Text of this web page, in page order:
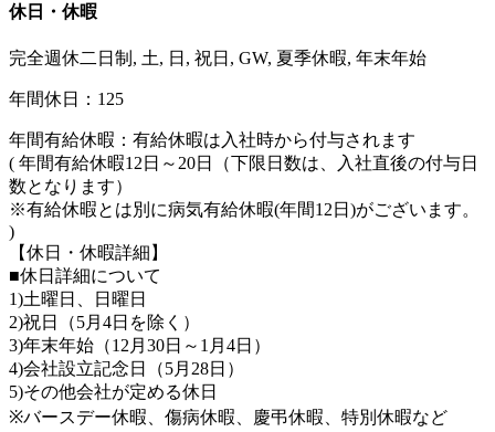
休日・休暇
完全週休二日制, 土, 日, 祝日, GW, 夏季休暇, 年末年始
年間休日：125
年間有給休暇：有給休暇は入社時から付与されます
( 年間有給休暇12日～20日（下限日数は、入社直後の付与日
数となります）
※有給休暇とは別に病気有給休暇(年間12日)がございます。
)
【休日・休暇詳細】
■休日詳細について
1)土曜日、日曜日
2)祝日（5月4日を除く）
3)年末年始（12月30日～1月4日）
4)会社設立記念日（5月28日）
5)その他会社が定める休日
※バースデー休暇、傷病休暇、慶弔休暇、特別休暇など